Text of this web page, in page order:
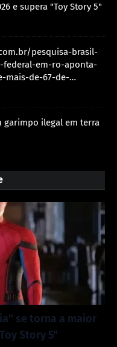
e supera "Toy Story 5"
pesquisa-brasil-
federal-em-ro-aponta-
mais-de-67-de-
garimpo ilegal em terra
se torna a maior
Story 5"